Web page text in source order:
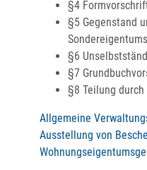
§4
§5 Gegenstand
Sondereigentums
§6
§7
§8 Teilung
Allgemeine
Ausstellung von